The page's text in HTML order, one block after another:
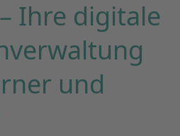
Ihre digitale
und